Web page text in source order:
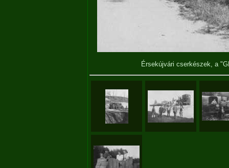
Érsekújvári cserkészek, a